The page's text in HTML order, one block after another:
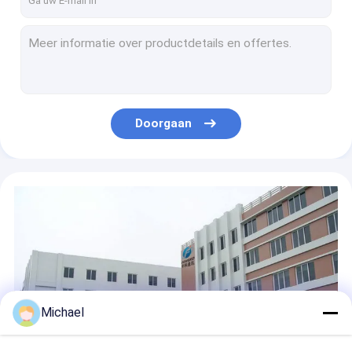
Buitenverspreidingsdoos met FTTH-optische vezels IP67
De openluchtip65-Sluiting van de de Vezel Optische Las van de Splitsersftth Einddoos
Doos van de de Vezelbeëindiging van de 16 Kernen de Witte IP55 Vezel Optische Muur Opgezette voor FTTX-Netwerk
Doorgaan
Michael